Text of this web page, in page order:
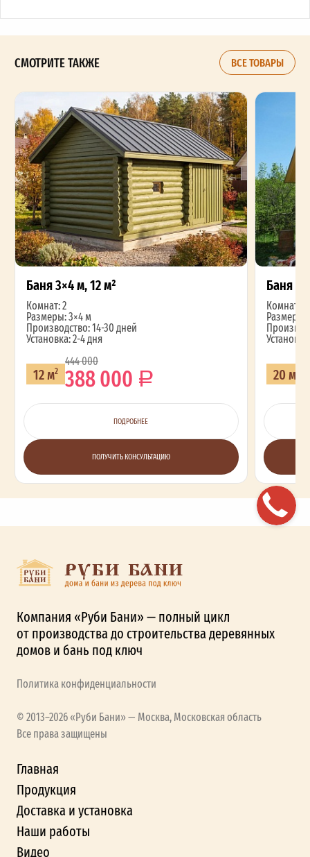
СМОТРИТЕ ТАКЖЕ ВСЕ ТОВАРЫ
Баня 3×4 м, 12 м²
Комнат: 2
Размеры: 3×4 м
Производство: 14-30 дней
Установка: 2-4 дня
12 м2
444 000
388 000
ПОДРОБНЕЕ
ПОЛУЧИТЬ КОНСУЛЬТАЦИЮ
Баня
Комнат: 2
Размеры:
20 м
Компания «Руби Бани» — полный цикл
от производства до строительства деревянных
домов и бань под ключ
Политика конфиденциальности
© 2013–2026 «Руби Бани» — Москва, Московская область
Все права защищены
Главная
Продукция
Доставка и установка
Наши работы
Видео